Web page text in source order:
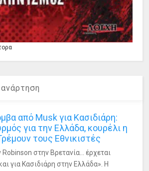
από Musk για Κασιδιάρη:
για την Ελλάδα, κουρέλι η
τους Εθνικιστές
στην Βρετανία... έρχεται
για Κασιδιάρη στην Ελλάδα». Η